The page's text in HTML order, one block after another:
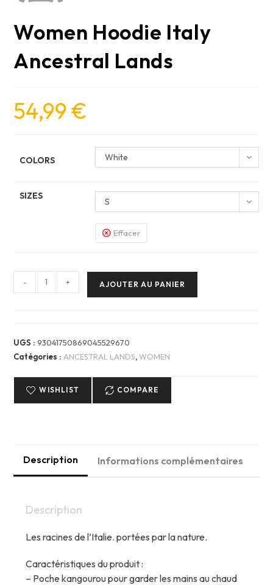
Women Hoodie Italy
Ancestral Lands
54,99€
COLORS White
SIZES
S
Effacer
de
Italy
Ancestral
- + AJOUTER AU PANIER
UGS :93041750869045529670
Catégories : ANCESTRAL LANDS,WOMEN
WISHLIST COMPARE
Description Informations complémentaires
Description
Les racines de l’Italie. portées par la nature.
Caractéristiques du produit :
– Poche kangourou pour garder les mains au chaud